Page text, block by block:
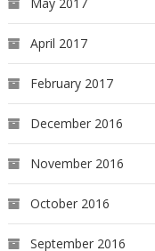
April 2017
February 2017
December 2016
November 2016
October 2016
September 2016